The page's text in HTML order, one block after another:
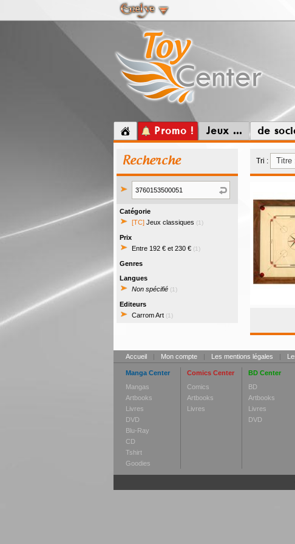
Promo ! Jeux ... de
Recherche
Catégorie
[TC] Jeux classiques (1)
Prix
Entre 192 € et 230 € (1)
Genres
Langues
Non spécifié (1)
Editeurs
Carrom Art (1)
Tri :
Accueil | Mon compte | Les mentions légales |
Manga Center
Mangas
Artbooks
Livres
DVD
Blu-Ray
CD
Tshirt
Goodies
Comics Center
Comics
Artbooks
Livres
BD Center
BD
Artbooks
Livres
DVD